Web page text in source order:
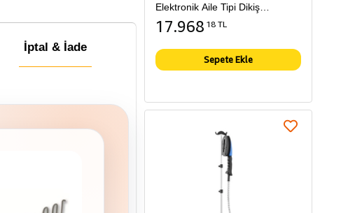
İptal & İade
Elektronik Aile Tipi Dikiş
Makinesi
17.968 18 TL
Sepete Ekle